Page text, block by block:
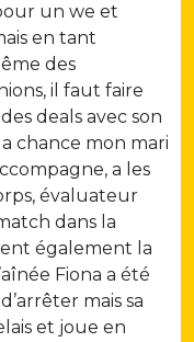
un we et
en tant
des
il faut faire
deals avec son
chance mon mari
a les
évaluateur
dans la
également la
Fiona a été
mais sa
et joue en